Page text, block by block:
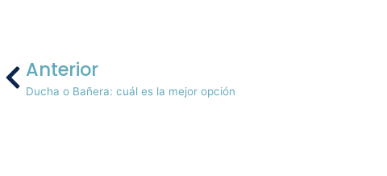
Anterior
Ducha o Bañera: cuál es la mejor opción